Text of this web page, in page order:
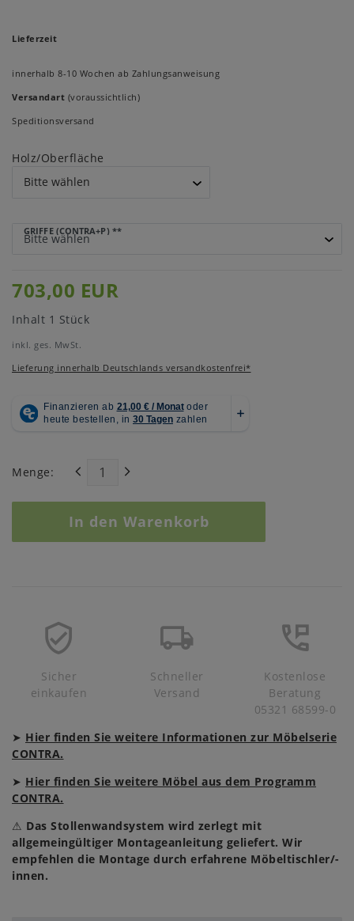
Lieferzeit
innerhalb 8-10 Wochen ab Zahlungsanweisung
Versandart (voraussichtlich)
Speditionsversand
Holz/Oberfläche
GRIFFE (CONTRA+P) **
703,00 EUR
Inhalt 1 Stück
inkl. ges. MwSt.
Lieferung innerhalb Deutschlands versandkostenfrei*
Menge:
In den Warenkorb
Sicher
einkaufen
Schneller
Versand
Kostenlose
Beratung
05321 68599-0
➤ Hier finden Sie weitere Informationen zur Möbelserie
CONTRA.
➤ Hier finden Sie weitere Möbel aus dem Programm
CONTRA.
⚠ Das Stollenwandsystem wird zerlegt mit
allgemeingültiger Montageanleitung geliefert. Wir
empfehlen die Montage durch erfahrene Möbeltischler/-
innen.